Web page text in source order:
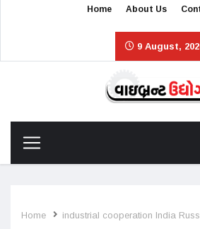
Home About Us
9 August,
Home industrial cooperation India